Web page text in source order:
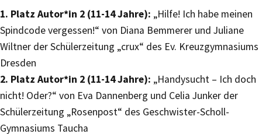
1. Platz Autor*in 2 (11-14 Jahre): „Hilfe! Ich habe meinen
Spindcode vergessen!“ von Diana Bemmerer und Juliane
Wiltner der Schülerzeitung „crux“ des Ev. Kreuzgymnasiums
Dresden
2. Platz Autor*in 2 (11-14 Jahre): „Handysucht – Ich doch
nicht! Oder?“ von Eva Dannenberg und Celia Junker der
Schülerzeitung „Rosenpost“ des Geschwister-Scholl-
Gymnasiums Taucha